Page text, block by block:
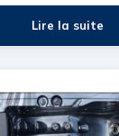
Lire la suite